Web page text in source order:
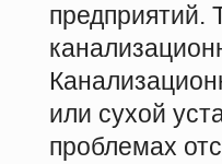
предприятий.
или сухой
проблемах